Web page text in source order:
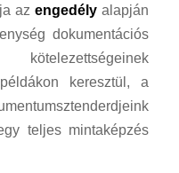
azengedély alapján
dokumentációs
keresztül, a
teljes mintaképzés